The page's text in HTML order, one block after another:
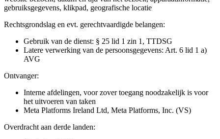
gebruiksgegevens, klikpad, geografische locatie
Rechtsgrondslag en evt. gerechtvaardigde belangen:
Gebruik van de dienst: § 25 lid 1 zin 1, TTDSG
Latere verwerking van de persoonsgegevens: Art. 6 lid 1 a)
AVG
Ontvanger:
Interne afdelingen, voor zover toegang noodzakelijk is voor
het uitvoeren van taken
Meta Platforms Ireland Ltd, Meta Platforms, Inc. (VS)
Overdracht aan derde landen: